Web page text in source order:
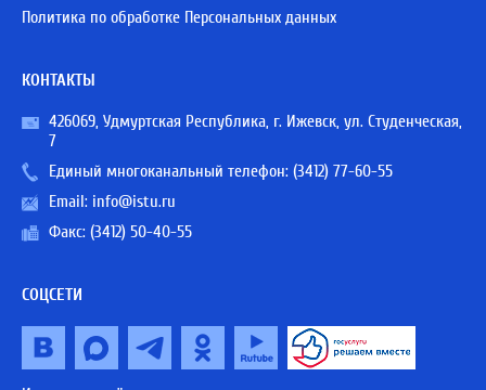
Политика по обработке Персональных данных
КОНТАКТЫ
426069, Удмуртская Республика, г. Ижевск, ул. Студенческая,
7
Единый многоканальный телефон: (3412) 77-60-55
Email: info@istu.ru
Факс: (3412) 50-40-55
СОЦСЕТИ